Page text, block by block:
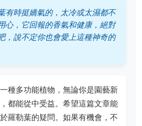
有時挺嬌氣的，太冷或太濕都不
心，它回報的香氣和健康，絕對
，說不定你也會愛上這種神奇的
種多功能植物，無論你是園藝新
都能從中受益。希望這篇文章能
羅勒葉的疑問。如果有機會，不